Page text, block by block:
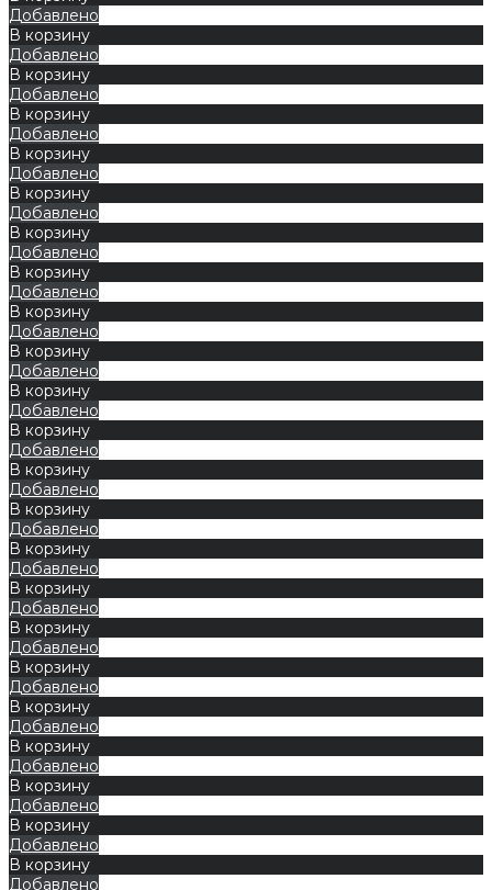
Добавлено
В корзину
Добавлено
В корзину
Добавлено
В корзину
Добавлено
В корзину
Добавлено
В корзину
Добавлено
В корзину
Добавлено
В корзину
Добавлено
В корзину
Добавлено
В корзину
Добавлено
В корзину
Добавлено
В корзину
Добавлено
В корзину
Добавлено
В корзину
Добавлено
В корзину
Добавлено
В корзину
Добавлено
В корзину
Добавлено
В корзину
Добавлено
В корзину
Добавлено
В корзину
Добавлено
В корзину
Добавлено
В корзину
Добавлено
В корзину
Добавлено